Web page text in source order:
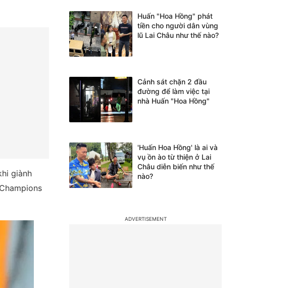
giành
Huấn "Hoa Hồng" phát
tiền cho người dân vùng
lũ Lai Châu như thế nào?
Cảnh sát chặn 2 đầu
đường để làm việc tại
nhà Huấn "Hoa Hồng"
'Huấn Hoa Hồng' là ai và
vụ ồn ào từ thiện ở Lai
Châu diễn biến như thế
nào?